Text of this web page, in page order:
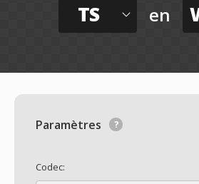
TS en
Paramètres
Codec: